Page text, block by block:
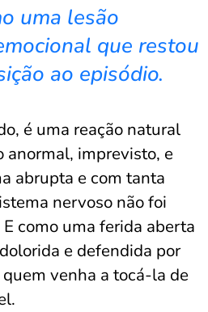
uma lesão
que restou
ao episódio.
é uma reação natural
anormal, imprevisto, e
abrupta e com tanta
nervoso não foi
como uma ferida aberta
e defendida por
venha a tocá-la de